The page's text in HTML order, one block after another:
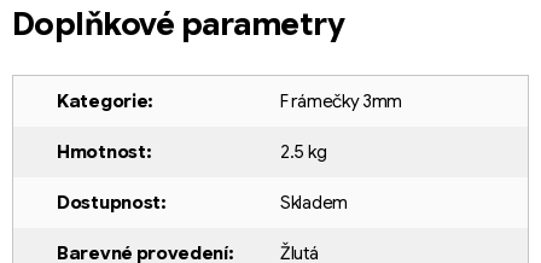
Doplňkové parametry
Kategorie: F rámečky 3mm
Hmotnost: 2.5 kg
Dostupnost: Skladem
Barevné provedení: Žlutá